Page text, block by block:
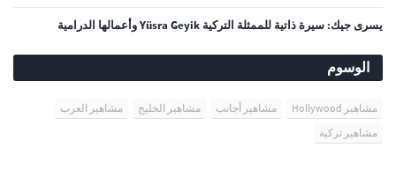
يسرى جيك: سيرة ذاتية للممثلة التركية Yüsra Geyik وأعمالها الدرامية
الوسوم
مشاهير Hollywood مشاهير أجانب مشاهير الخليج
مشاهير العرب
مشاهير تركية